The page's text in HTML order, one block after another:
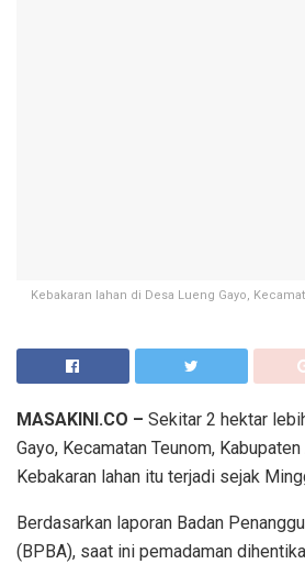
Kebakaran lahan di Desa Lueng Gayo,
MASAKINI.CO – Sekitar 2 hektar
Gayo, Kecamatan Teunom,
Kebakaran lahan itu terjadi sejak
Berdasarkan laporan Badan
(BPBA), saat ini pemadaman